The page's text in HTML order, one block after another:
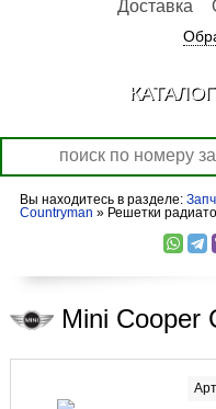
Вы находитесь в разделе:
Countryman » Решетки
Mini Cooper
Доставка